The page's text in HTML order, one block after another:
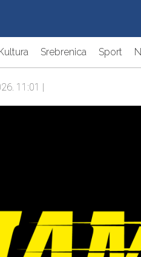
Srebrenica Sport
11:01 |